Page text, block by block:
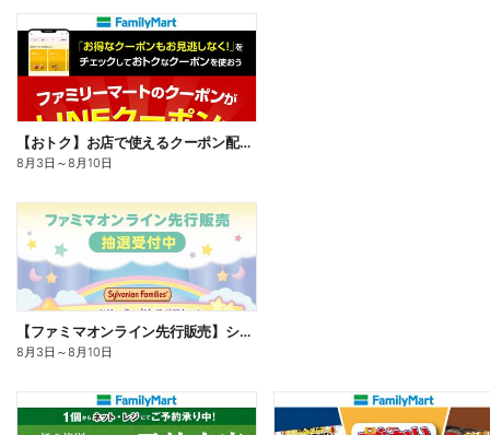
【おトク】お店で使えるクーポン配信中
8月3日 ～8月10日
【ファミマオンライン先行販売】シルバニアファミリー
8月3日 ～8月10日